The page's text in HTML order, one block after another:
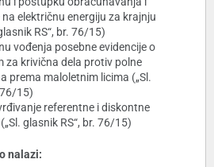
električnu energiju za krajnju
RS“, br. 76/15)
vođenja posebne evidencije o
za krivična dela protiv polne
prema maloletnim licima („Sl.
15)
referentne i diskontne
glasnik RS“, br. 76/15)
nalazi: